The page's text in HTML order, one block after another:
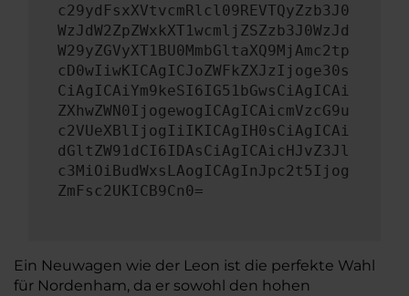
c29ydFsxXVtvcmRlcl09REVTQyZzb3J0
WzJdW2ZpZWxkXT1wcmljZSZzb3J0WzJd
W29yZGVyXT1BU0MmbGltaXQ9MjAmc2tp
cD0wIiwKICAgICJoZWFkZXJzIjoge30s
CiAgICAiYm9keSI6IG51bGwsCiAgICAi
ZXhwZWN0IjogewogICAgICAicmVzcG9u
c2VUeXBlIjogIiIKICAgIH0sCiAgICAi
dGltZW91dCI6IDAsCiAgICAicHJvZ3Jl
c3MiOiBudWxsLAogICAgInJpc2t5Ijog
ZmFsc2UKICB9Cn0=
Ein Neuwagen wie der Leon ist die perfekte Wahl
für Nordenham, da er sowohl den hohen